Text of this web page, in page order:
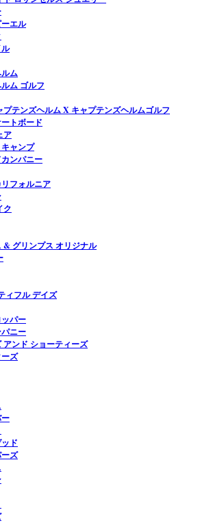
エル
ム
ム ゴルフ
プテンズヘルム X キャプテンズヘルムゴルフ
トボード
ア
ャンプ
ンパニー
フォルニア
ク
& グリンプス オリジナル
ィフル デイズ
パー
ニー
アンド ショーティーズ
ズ
ド
ズ